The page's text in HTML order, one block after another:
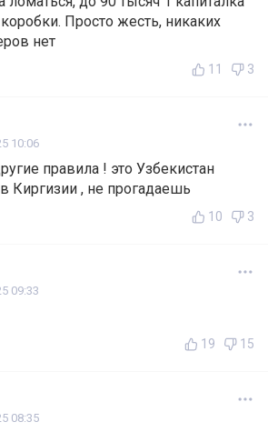
Просто жесть, никаких
нет
11 3
10:06
правила ! это Узбекистан
Киргизии , не прогадаешь
10 3
09:33
19 15
08:35